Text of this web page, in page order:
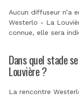
Aucun diffuseur n’a
Westerlo - La
connue, elle sera
Dans quel stade
Louvière ?
La rencontre